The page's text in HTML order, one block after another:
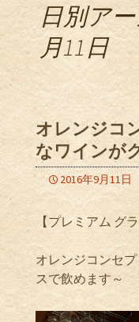
日別アー
月11日
オレンジコ
なワインが
2016年9月11日
【プレミアム グ
オレンジコンセ
スで飲めます～